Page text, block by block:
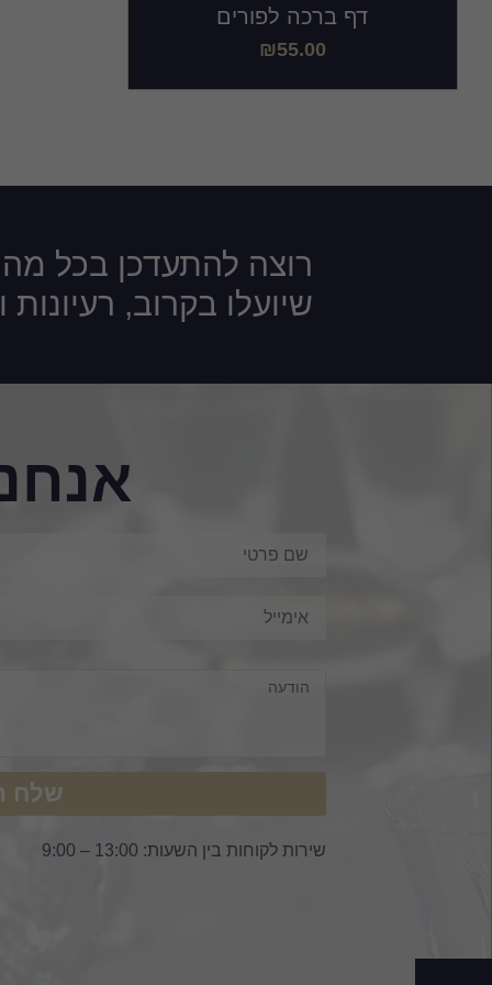
דף ברכה לפורים
₪55.00
רוצה להתעדכן בכל
שיועלו בקרוב,
שלח
שירות לקוחות בין השעות: 13:00 – 9:00